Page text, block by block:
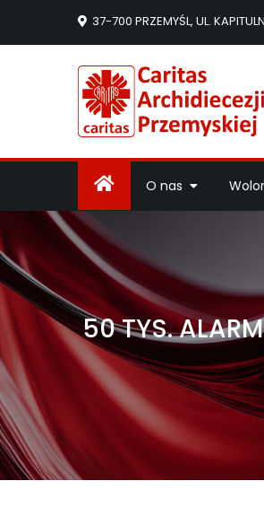
37-700 PRZEMYŚL, UL.
O nas
50 TYS.